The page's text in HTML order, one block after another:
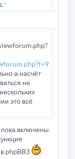
а насчёт
не
это всё
пока включены
phpBB3